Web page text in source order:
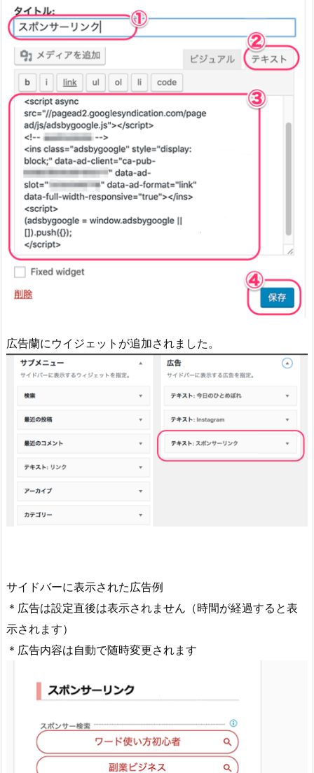
広告蘭にウイジェットが追加されました。
サイドバーに表示された広告例
＊広告は設定直後は表示されません（時間が経過すると表
示されます）
＊広告内容は自動で随時変更されます